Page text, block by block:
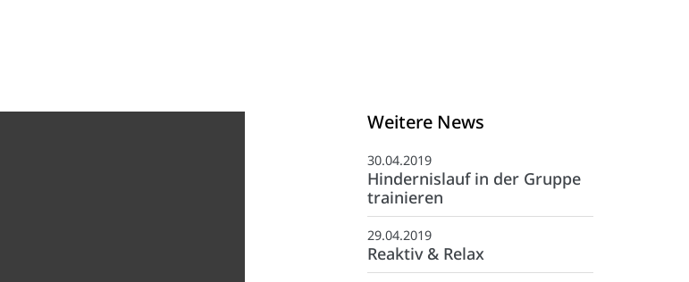
Weitere News
30.04.2019
Hindernislauf in der Gruppe
trainieren
29.04.2019
Reaktiv & Relax